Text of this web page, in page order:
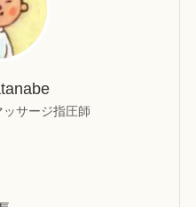
サージ指圧師